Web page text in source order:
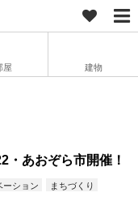
屋 建物
・あおぞら市開催！
ーション
まちづくり